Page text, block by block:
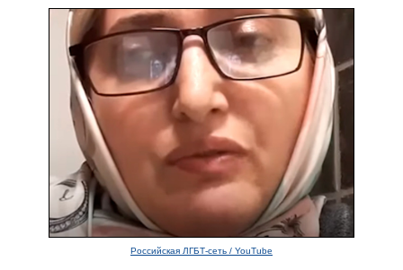
Российская ЛГБТ-сеть / YouTube